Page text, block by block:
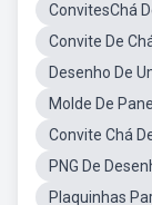
ConvitesChá
Convite De
Desenho De
Molde De
Convite Chá
PNG De
Plaquinhas